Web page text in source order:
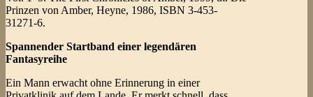
Prinzen von Amber, Heyne, 1986, ISBN 3-453-
31271-6.
Spannender Startband einer legendären
Fantasyreihe
Ein Mann erwacht ohne Erinnerung in einer